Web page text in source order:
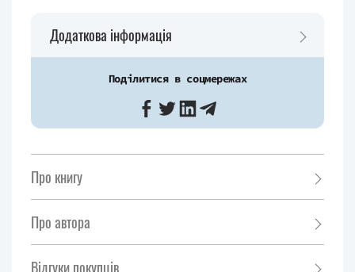
Додаткова інформація
Поділитися в соцмережах
Про книгу
Про автора
Відгуки покупців